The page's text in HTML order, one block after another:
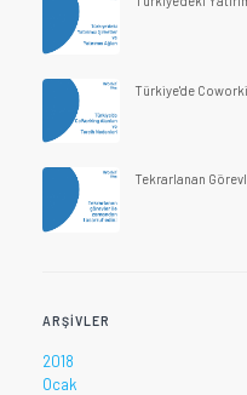
Türkiye'de
Tekrarlanan
ARŞIVLER
2018
Ocak